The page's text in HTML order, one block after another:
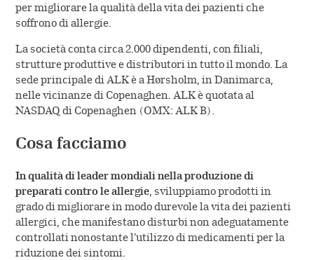
per migliorare la qualità della vita dei pazienti che
soffrono di allergie.
La società conta circa 2.000 dipendenti, con filiali,
strutture produttive e distributori in tutto il mondo. La
sede principale di ALK è a Hørsholm, in Danimarca,
nelle vicinanze di Copenaghen. ALK è quotata al
NASDAQ di Copenaghen (OMX: ALK B).
Cosa facciamo
In qualità di leader mondiali nella produzione di
preparati contro le allergie , sviluppiamo prodotti in
grado di migliorare in modo durevole la vita dei pazienti
allergici, che manifestano disturbi non adeguatamente
controllati nonostante l'utilizzo di medicamenti per la
riduzione dei sintomi.